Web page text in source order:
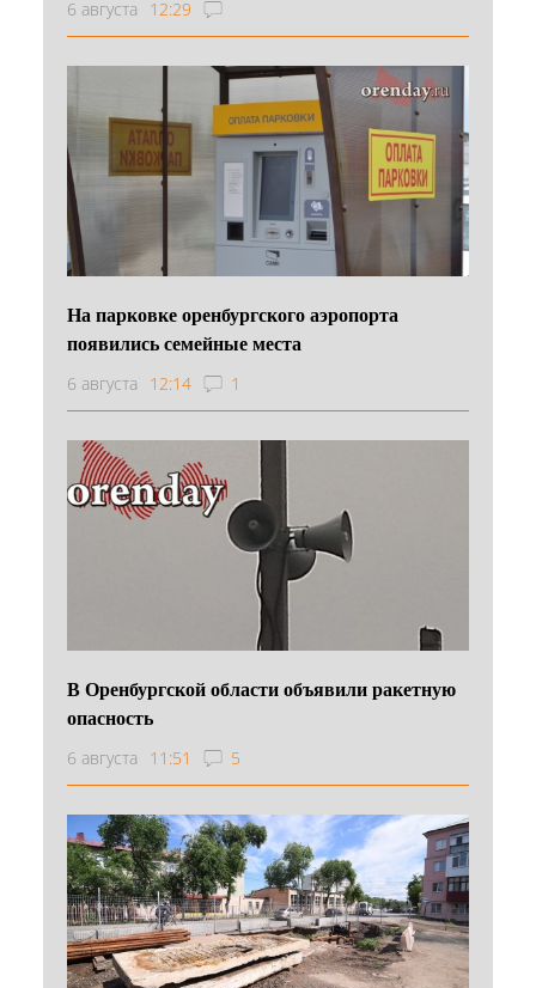
6 августа 12:29
На парковке оренбургского аэропорта
появились семейные места
6 августа 12:14 1
В Оренбургской области объявили ракетную
опасность
6 августа 11:51 5